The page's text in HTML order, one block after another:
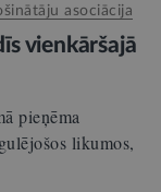
asociācija
vienkāršajā
pieņēma
likumos,